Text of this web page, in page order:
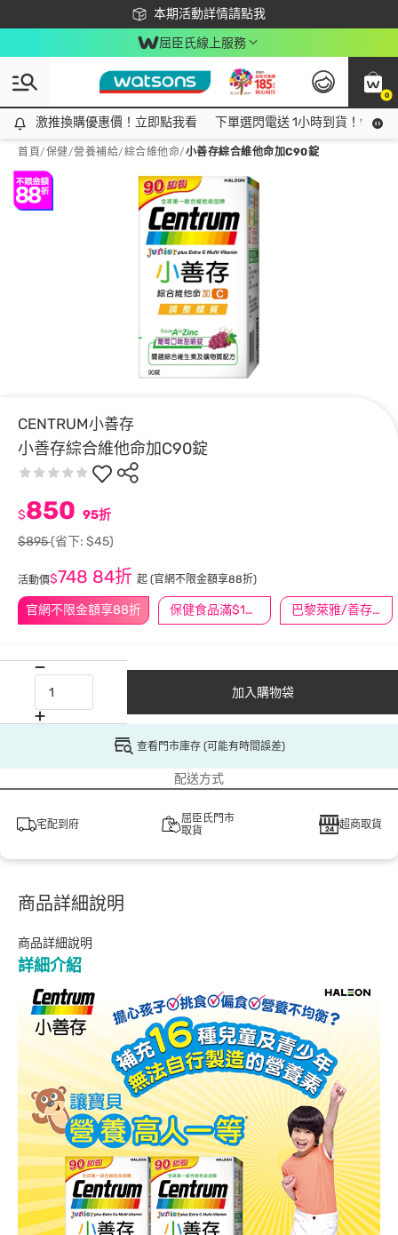
本期活動詳情請點我
下載app最高回饋$350
屈臣氏線上服務
0
激推換購優惠價！立即點我看
激推換購優惠價！立即點我看 下單選閃電送 1小時到貨！領神
首頁/保健/營養補給/綜合維他命/小善存綜合維他命加C90錠
CENTRUM小善存
小善存綜合維他命加C90錠
官網不限金額享88折 保健食品滿$1200送$100 巴黎萊雅/善存/挺立/克補滿$1588折$100
$850 95折
$895(省下: $45)
活動價$748 84折 起 (官網不限金額享88折)
加入購物袋
查看門市庫存 (可能有時間誤差)
配送方式
宅配到府
屈臣氏門市
取貨
超商取貨
商品詳細說明
商品詳細說明
詳細介紹